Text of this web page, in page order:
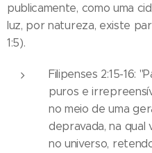
publicamente, como uma
luz, por natureza, existe
1:5).
Filipenses 2:15-16:
puros e
no meio de uma
depravada, na qual
no universo,